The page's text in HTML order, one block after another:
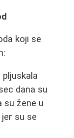
koji se
dana su
su žene u
su se